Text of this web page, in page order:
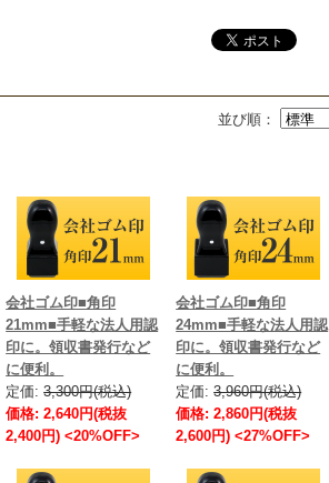
並び順：
会社ゴム印■角印
21mm■手軽な法人用認
印に。領収書発行など
に便利。
定価:3,300円(税込)
価格: 2,640円(税抜
2,400円) <20%OFF>
会社ゴム印■角印
24mm■手軽な法人用認
印に。領収書発行など
に便利。
定価:3,960円(税込)
価格: 2,860円(税抜
2,600円) <27%OFF>